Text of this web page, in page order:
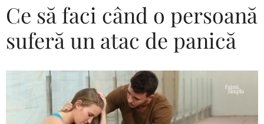
Ce să faci când o persoană
suferă un atac de panică